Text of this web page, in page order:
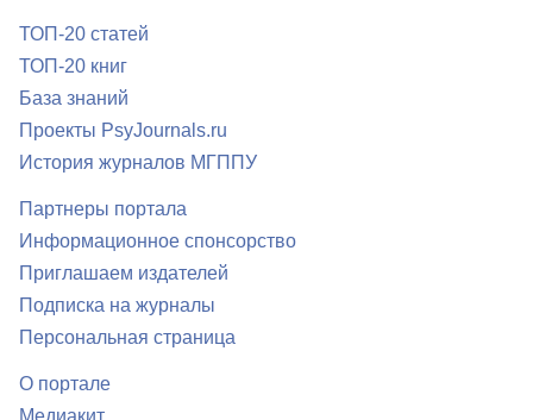
ТОП-20 статей
ТОП-20 книг
База знаний
Проекты PsyJournals.ru
История журналов МГППУ
Партнеры портала
Информационное спонсорство
Приглашаем издателей
Подписка на журналы
Персональная страница
О портале
Медиакит